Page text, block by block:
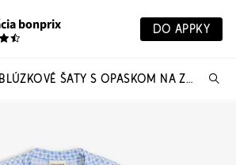
bonprix DO APPKY
DŽERSEJOVÉ BLÚZKOVÉ ŠATY S OPASKOM NA ZAVIAZANIE (2-DIELNA SADA)